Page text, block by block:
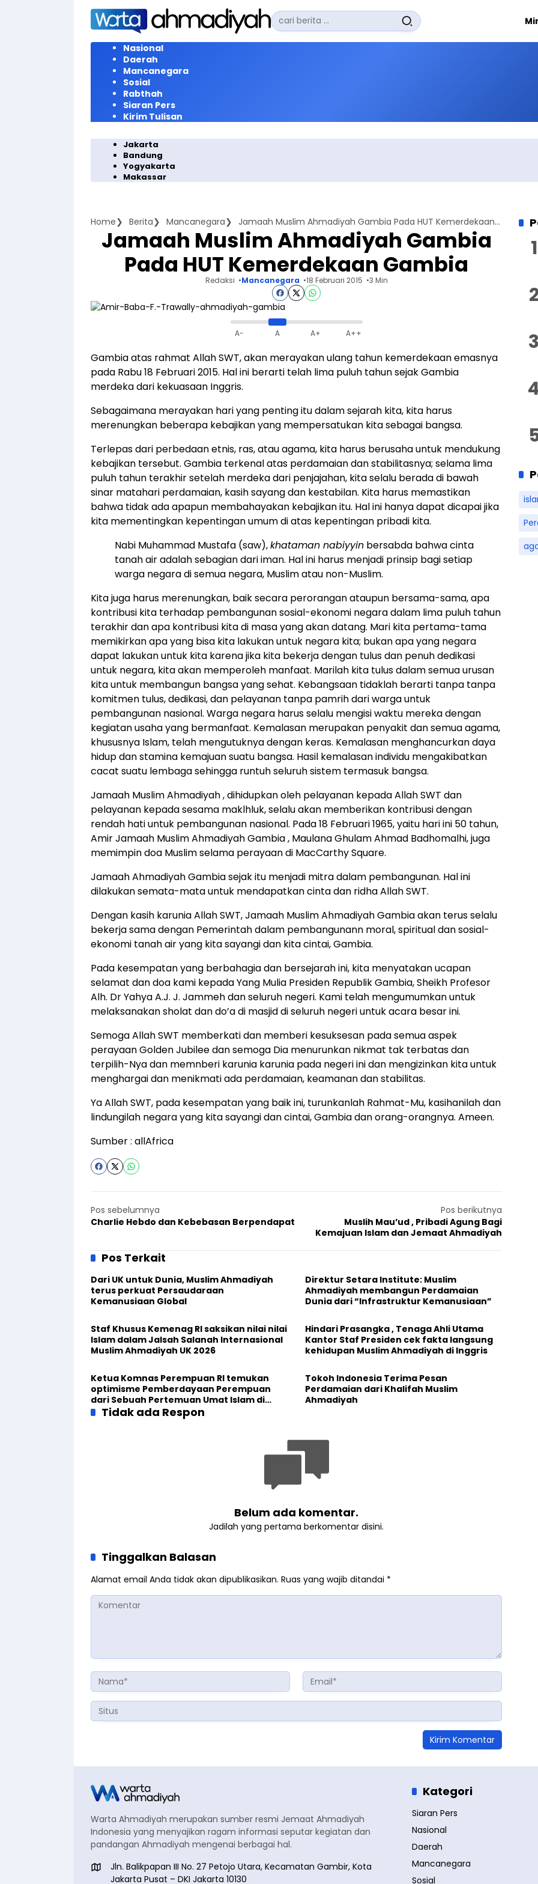
Langsung
konten
Pencarian
untuk:
Nasional
Daerah
Mancanegara
Sosial
Rabthah
Siaran Pers
Kirim Tulisan
Jakarta
Bandung
Yogyakarta
Makassar
Home Berita Mancanegara Jamaah Muslim Ahmadiyah Gambia Pada HUT Kemerdekaan Gambia
Jamaah Muslim Ahmadiyah Gambia
Pada HUT Kemerdekaan Gambia
Redaksi Mancanegara 18 Februari 2015 3 Min
A- A A+ A++
Gambia atas rahmat Allah SWT, akan merayakan ulang tahun kemerdekaan emasnya
pada Rabu 18 Februari 2015. Hal ini berarti telah lima puluh tahun sejak Gambia
merdeka dari kekuasaan Inggris.
Sebagaimana merayakan hari yang penting itu dalam sejarah kita, kita harus
merenungkan beberapa kebajikan yang mempersatukan kita sebagai bangsa.
Terlepas dari perbedaan etnis, ras, atau agama, kita harus berusaha untuk mendukung
kebajikan tersebut. Gambia terkenal atas perdamaian dan stabilitasnya; selama lima
puluh tahun terakhir setelah merdeka dari penjajahan, kita selalu berada di bawah
sinar matahari perdamaian, kasih sayang dan kestabilan. Kita harus memastikan
bahwa tidak ada apapun membahayakan kebajikan itu. Hal ini hanya dapat dicapai jika
kita mementingkan kepentingan umum di atas kepentingan pribadi kita.
Nabi Muhammad Mustafa (saw),khataman nabiyyin bersabda bahwa cinta
tanah air adalah sebagian dari iman. Hal ini harus menjadi prinsip bagi setiap
warga negara di semua negara, Muslim atau non-Muslim.
Kita juga harus merenungkan, baik secara perorangan ataupun bersama-sama, apa
kontribusi kita terhadap pembangunan sosial-ekonomi negara dalam lima puluh tahun
terakhir dan apa kontribusi kita di masa yang akan datang. Mari kita pertama-tama
memikirkan apa yang bisa kita lakukan untuk negara kita; bukan apa yang negara
dapat lakukan untuk kita karena jika kita bekerja dengan tulus dan penuh dedikasi
untuk negara, kita akan memperoleh manfaat. Marilah kita tulus dalam semua urusan
kita untuk membangun bangsa yang sehat. Kebangsaan tidaklah berarti tanpa tanpa
komitmen tulus, dedikasi, dan pelayanan tanpa pamrih dari warga untuk
pembangunan nasional. Warga negara harus selalu mengisi waktu mereka dengan
kegiatan usaha yang bermanfaat. Kemalasan merupakan penyakit dan semua agama,
khususnya Islam, telah mengutuknya dengan keras. Kemalasan menghancurkan daya
hidup dan stamina kemajuan suatu bangsa. Hasil kemalasan individu mengakibatkan
cacat suatu lembaga sehingga runtuh seluruh sistem termasuk bangsa.
Jamaah Muslim Ahmadiyah , dihidupkan oleh pelayanan kepada Allah SWT dan
pelayanan kepada sesama maklhluk, selalu akan memberikan kontribusi dengan
rendah hati untuk pembangunan nasional. Pada 18 Februari 1965, yaitu hari ini 50 tahun,
Amir Jamaah Muslim Ahmadiyah Gambia , Maulana Ghulam Ahmad Badhomalhi, juga
memimpin doa Muslim selama perayaan di MacCarthy Square.
Jamaah Ahmadiyah Gambia sejak itu menjadi mitra dalam pembangunan. Hal ini
dilakukan semata-mata untuk mendapatkan cinta dan ridha Allah SWT.
Dengan kasih karunia Allah SWT, Jamaah Muslim Ahmadiyah Gambia akan terus selalu
bekerja sama dengan Pemerintah dalam pembangunann moral, spiritual dan sosial-
ekonomi tanah air yang kita sayangi dan kita cintai, Gambia.
Pada kesempatan yang berbahagia dan bersejarah ini, kita menyatakan ucapan
selamat dan doa kami kepada Yang Mulia Presiden Republik Gambia, Sheikh Profesor
Alh. Dr Yahya A.J. J. Jammeh dan seluruh negeri. Kami telah mengumumkan untuk
melaksanakan sholat dan do’a di masjid di seluruh negeri untuk acara besar ini.
Semoga Allah SWT memberkati dan memberi kesuksesan pada semua aspek
perayaan Golden Jubilee dan semoga Dia menurunkan nikmat tak terbatas dan
terpilih-Nya dan memnberi karunia karunia pada negeri ini dan mengizinkan kita untuk
menghargai dan menikmati ada perdamaian, keamanan dan stabilitas.
Ya Allah SWT, pada kesempatan yang baik ini, turunkanlah Rahmat-Mu, kasihanilah dan
lindungilah negara yang kita sayangi dan cintai, Gambia dan orang-orangnya. Ameen.
Sumber : allAfrica
Pos sebelumnya
Charlie Hebdo dan Kebebasan Berpendapat
Pos berikutnya
Muslih Mau’ud , Pribadi Agung Bagi
Kemajuan Islam dan Jemaat Ahmadiyah
Pos Terkait
Dari UK untuk Dunia, Muslim Ahmadiyah
terus perkuat Persaudaraan
Kemanusiaan Global
Direktur Setara Institute: Muslim
Ahmadiyah membangun Perdamaian
Dunia dari “Infrastruktur Kemanusiaan”
Staf Khusus Kemenag RI saksikan nilai nilai
Islam dalam Jalsah Salanah Internasional
Muslim Ahmadiyah UK 2026
Hindari Prasangka , Tenaga Ahli Utama
Kantor Staf Presiden cek fakta langsung
kehidupan Muslim Ahmadiyah di Inggris
Ketua Komnas Perempuan RI temukan
optimisme Pemberdayaan Perempuan
dari Sebuah Pertemuan Umat Islam di
Inggris
Tokoh Indonesia Terima Pesan
Perdamaian dari Khalifah Muslim
Ahmadiyah
Tidak ada Respon
Belum ada komentar.
Jadilah yang pertama berkomentar disini.
Tinggalkan Balasan
Alamat email Anda tidak akan dipublikasikan. Ruas yang wajib ditandai *
Warta Ahmadiyah merupakan sumber resmi Jemaat Ahmadiyah
Indonesia yang menyajikan ragam informasi seputar kegiatan dan
pandangan Ahmadiyah mengenai berbagai hal.
Jln. Balikpapan III No. 27 Petojo Utara, Kecamatan Gambir, Kota
Jakarta Pusat – DKI Jakarta 10130
Kategori
Siaran Pers
Nasional
Daerah
Mancanegara
Sosial